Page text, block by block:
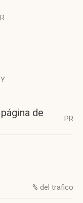
de
PR
% del trafico